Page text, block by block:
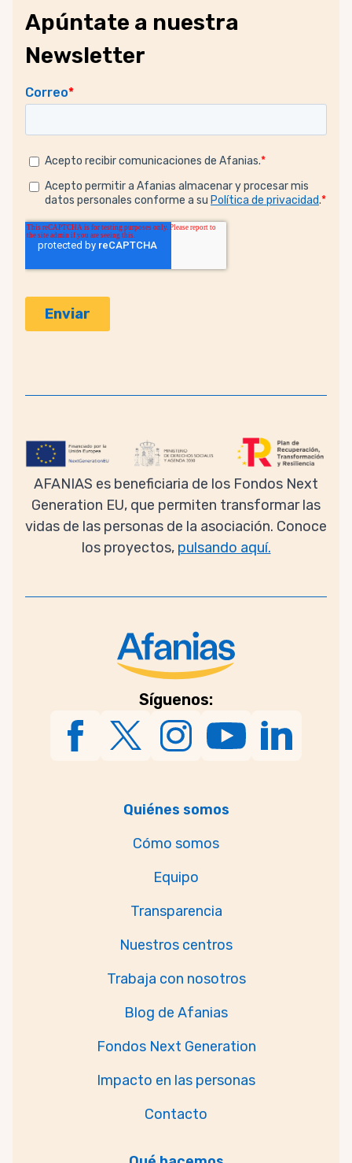
Apúntate a nuestra
Newsletter
AFANIAS es beneficiaria de los Fondos Next
Generation EU, que permiten transformar las
vidas de las personas de la asociación. Conoce
los proyectos, pulsando aquí.
Síguenos:
Quiénes somos
Cómo somos
Equipo
Transparencia
Nuestros centros
Trabaja con nosotros
Blog de Afanias
Fondos Next Generation
Impacto en las personas
Contacto